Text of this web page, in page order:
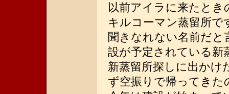
以前アイラに来たと
キルコーマン蒸留所で
聞きなれない名前だ
設が予定されている新
新蒸留所探しに出かけ
ず空振りで帰ってきた